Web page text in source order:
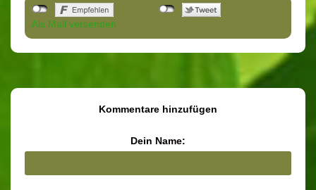
Als Mail versenden
Kommentare hinzufügen
Dein Name: